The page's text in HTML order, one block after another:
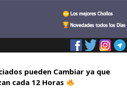
pueden Cambiar ya que
cada 12 Horas